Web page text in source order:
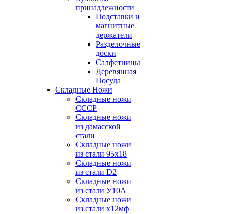
принадлежности
Подставки и
магнитные
держатели
Разделочные
доски
Салфетницы
Деревянная
Посуда
Складные Ножи
Cкладные ножи
СССР
Складные ножи
из дамасской
стали
Складные ножи
из стали 95х18
Складные ножи
из стали D2
Складные ножи
из стали У10А
Складные ножи
из стали х12мф